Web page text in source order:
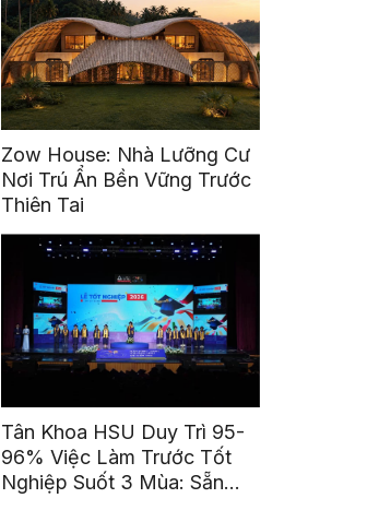
Zow House: Nhà Lưỡng Cư
Nơi Trú Ẩn Bền Vững Trước
Thiên Tai
Tân Khoa HSU Duy Trì 95-
96% Việc Làm Trước Tốt
Nghiệp Suốt 3 Mùa: Sẵn